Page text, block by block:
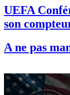
UEFA
son
A ne pas